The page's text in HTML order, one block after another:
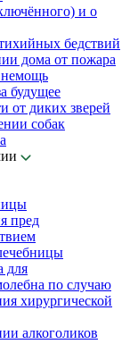
и о
бедствий
дома от пожара
будущее
от диких зверей
собак
пред
для
по случаю
хирургической
алкоголиков